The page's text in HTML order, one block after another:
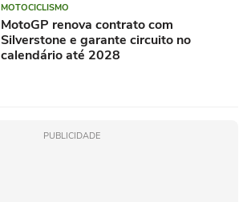
MOTOCICLISMO
MotoGP renova contrato com
Silverstone e garante circuito no
calendário até 2028
PUBLICIDADE